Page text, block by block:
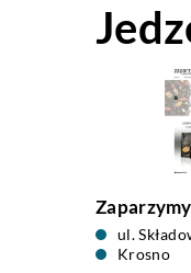
ul.
Krosno